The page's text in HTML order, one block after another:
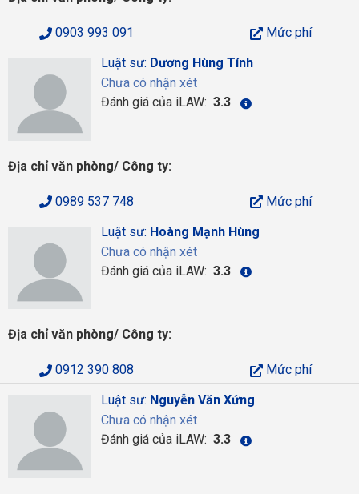
0903 993 091
Mức phí
Luật sư: Dương Hùng Tính
Chưa có nhận xét
Đánh giá của iLAW: 3.3
Địa chỉ văn phòng/ Công ty:
0989 537 748
Mức phí
Luật sư: Hoàng Mạnh Hùng
Chưa có nhận xét
Đánh giá của iLAW: 3.3
Địa chỉ văn phòng/ Công ty:
0912 390 808
Mức phí
Luật sư: Nguyễn Văn Xứng
Chưa có nhận xét
Đánh giá của iLAW: 3.3